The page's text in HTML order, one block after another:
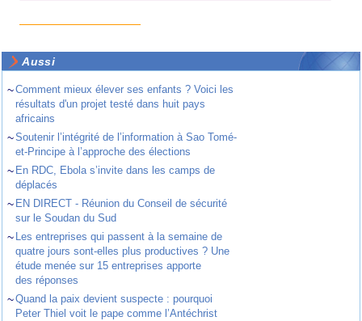
Aussi
~Comment mieux élever ses enfants ? Voici les
résultats d'un projet testé dans huit pays
africains
~Soutenir l’intégrité de l’information à Sao Tomé-
et-Principe à l’approche des élections
~ En RDC, Ebola s’invite dans les camps de
déplacés
~ EN DIRECT - Réunion du Conseil de sécurité
sur le Soudan du Sud
~ Les entreprises qui passent à la semaine de
quatre jours sont-elles plus productives ? Une
étude menée sur 15 entreprises apporte
des réponses
~Quand la paix devient suspecte : pourquoi
Peter Thiel voit le pape comme l’Antéchrist